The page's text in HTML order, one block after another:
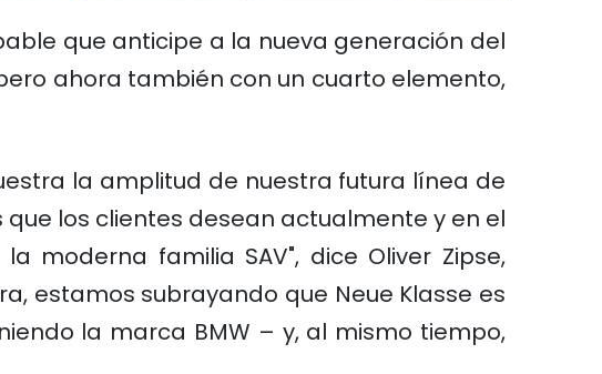
que anticipe a la nueva generación del
ahora también con un cuarto elemento,
la amplitud de nuestra futura línea de
los clientes desean actualmente y en el
moderna familia SAV", dice Oliver Zipse,
estamos subrayando que Neue Klasse es
la marca BMW – y, al mismo tiempo,